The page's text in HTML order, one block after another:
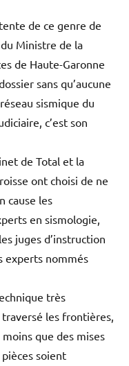
de ce genre de
Ministre de la
de Haute-Garonne
sans qu’aucune
sismique du
c’est son
de Total et la
ont choisi de ne
cause les
en sismologie,
juges d’instruction
experts nommés
très
les frontières,
que des mises
pièces soient